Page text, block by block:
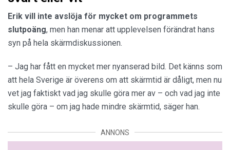
Erik vill inte avslöja för mycket om programmets
slutpoäng, men han menar att upplevelsen förändrat hans
syn på hela skärmdiskussionen.
– Jag har fått en mycket mer nyanserad bild. Det känns som
att hela Sverige är överens om att skärmtid är dåligt, men nu
vet jag faktiskt vad jag skulle göra mer av – och vad jag inte
skulle göra – om jag hade mindre skärmtid, säger han.
ANNONS